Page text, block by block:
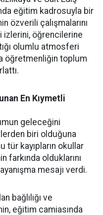
eğitim kadrosuyla bir
özverili çalışmalarını
izlerini, öğrencilerine
olumlu atmosferi
öğretmenliğin toplum
En Kıymetli
geleceğini
biri olduğuna
tür kayıpların okullar
olduklarını
mesajı verdi.
bağlılığı ve
eğitim camiasında